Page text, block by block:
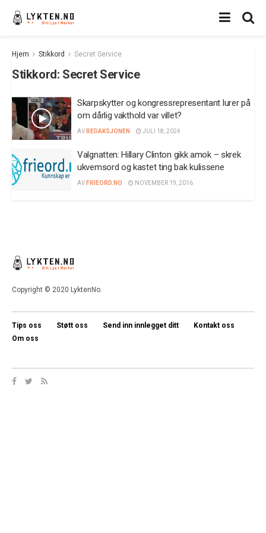
Hjem Stikkord Secret Service
Stikkord: Secret Service
Skarpskytter og kongressrepresentant lurer på
om dårlig vakthold var villet?
AV REDAKSJONEN JULI 18, 2024
Valgnatten: Hillary Clinton gikk amok – skrek
ukvemsord og kastet ting bak kulissene
AV FRIEORD.NO NOVEMBER 19, 2016
Copyright © 2020 LyktenNo.
Tips oss Støtt oss Send inn innlegget ditt
Kontakt oss
Om oss